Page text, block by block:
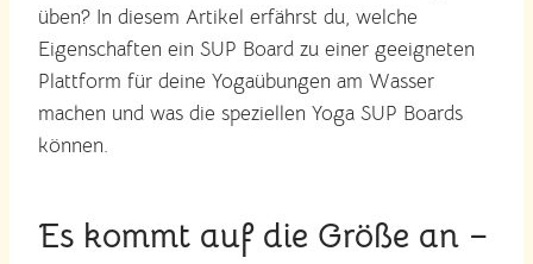
üben? In diesem Artikel erfährst du, welche
Eigenschaften ein SUP Board zu einer geeigneten
Plattform für deine Yogaübungen am Wasser
machen und was die speziellen Yoga SUP Boards
können.
Es kommt auf die Größe an –